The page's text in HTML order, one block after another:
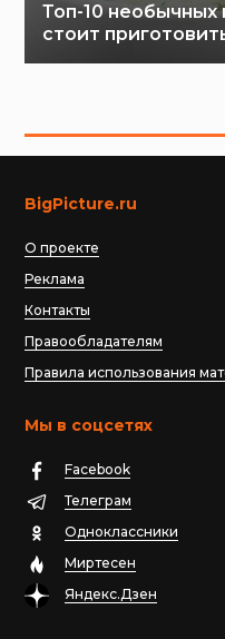
Топ-10 необычных
стоит
BigPicture.ru
О проекте
Реклама
Контакты
Правообладателям
Правила использования
Мы в соцсетях
Facebook
Телеграм
Одноклассники
Миртесен
Яндекс.Дзен